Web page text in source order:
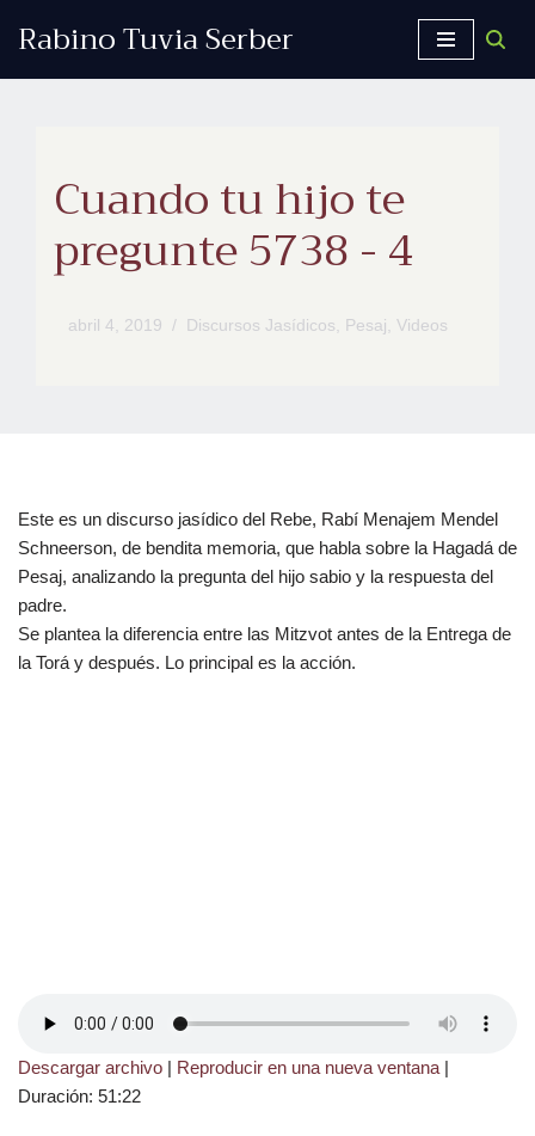
Rabino Tuvia Serber
Cuando tu hijo te
pregunte 5738 - 4
abril 4, 2019 Discursos Jasídicos, Pesaj, Videos
Este es un discurso jasídico del Rebe, Rabí Menajem Mendel
Schneerson, de bendita memoria, que habla sobre la Hagadá de
Pesaj, analizando la pregunta del hijo sabio y la respuesta del
padre.
Se plantea la diferencia entre las Mitzvot antes de la Entrega de
la Torá y después. Lo principal es la acción.
Descargar archivo | Reproducir en una nueva ventana |
Duración: 51:22